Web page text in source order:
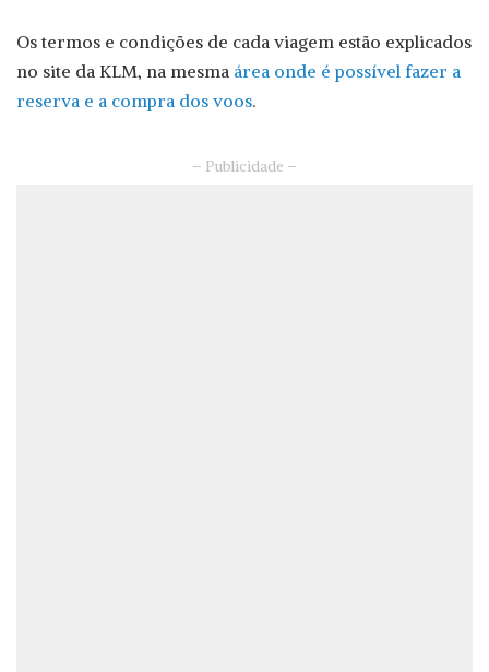
Os termos e condições de cada viagem estão explicados
no site da KLM, na mesma área onde é possível fazer a
reserva e a compra dos voos.
– Publicidade –